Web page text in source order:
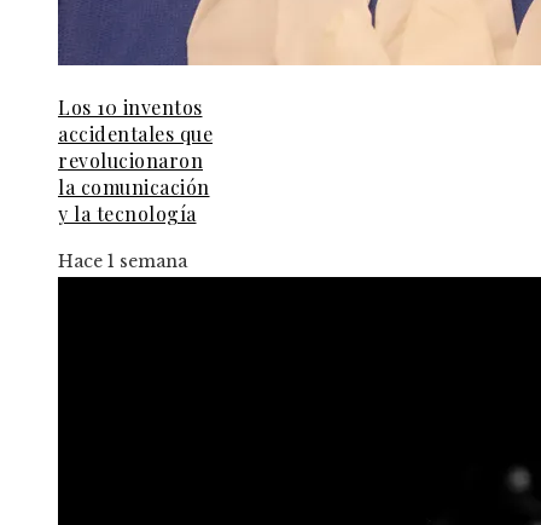
Los 10 inventos
accidentales que
revolucionaron
la comunicación
y la tecnología
Hace 1 semana